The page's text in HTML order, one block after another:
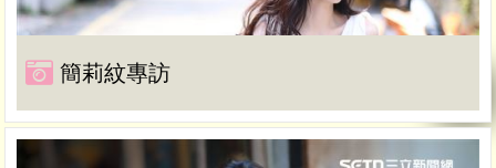
簡莉紋專訪